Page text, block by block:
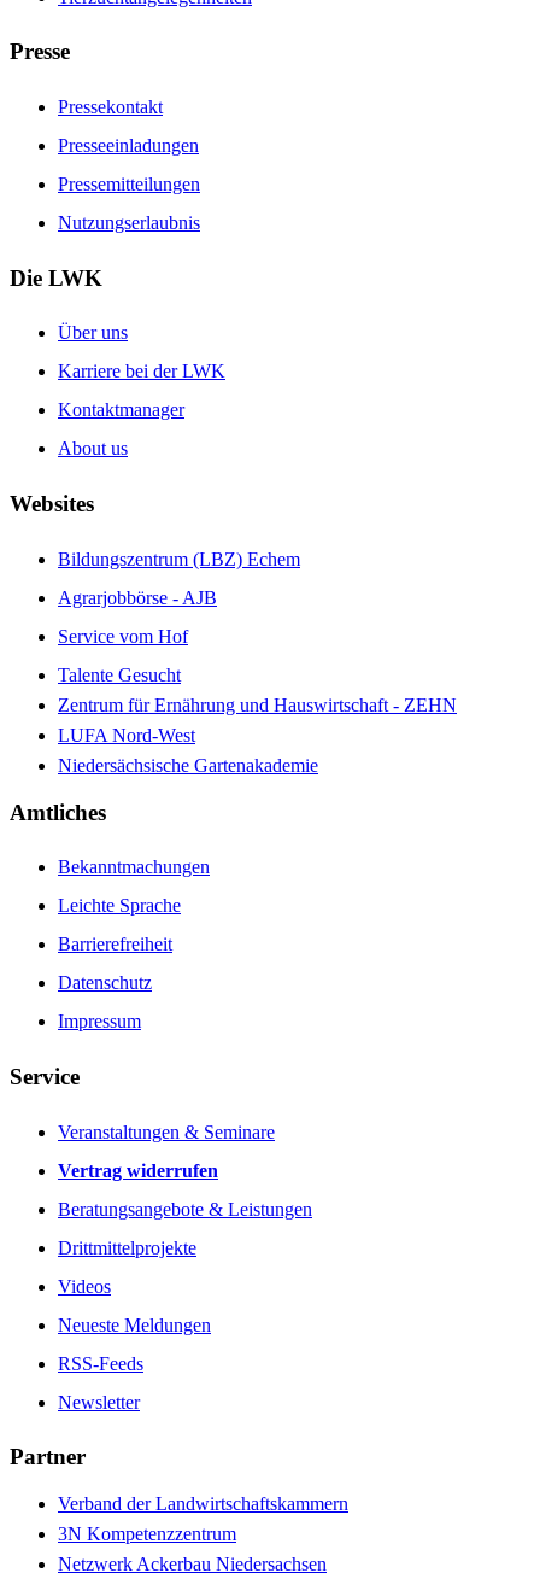
Presse
Pressekontakt
Presseeinladungen
Pressemitteilungen
Nutzungserlaubnis
Die LWK
Über uns
Karriere bei der LWK
Kontaktmanager
About us
Websites
Bildungszentrum (LBZ) Echem
Agrarjobbörse - AJB
Service vom Hof
Talente Gesucht
Zentrum für Ernährung und Hauswirtschaft - ZEHN
LUFA Nord-West
Niedersächsische Gartenakademie
Amtliches
Bekanntmachungen
Leichte Sprache
Barrierefreiheit
Datenschutz
Impressum
Service
Veranstaltungen & Seminare
Vertrag widerrufen
Beratungsangebote & Leistungen
Drittmittelprojekte
Videos
Neueste Meldungen
RSS-Feeds
Newsletter
Partner
Verband der Landwirtschaftskammern
3N Kompetenzzentrum
Netzwerk Ackerbau Niedersachsen